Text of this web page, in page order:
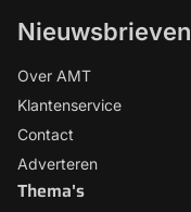
Nieuwsbrieven
Over AMT
Klantenservice
Contact
Adverteren
Thema's